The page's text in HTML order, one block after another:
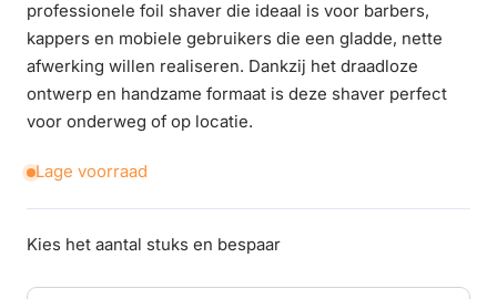
professionele foil shaver die ideaal is voor barbers,
kappers en mobiele gebruikers die een gladde, nette
afwerking willen realiseren. Dankzij het draadloze
ontwerp en handzame formaat is deze shaver perfect
voor onderweg of op locatie.
Lage voorraad
Kies het aantal stuks en bespaar